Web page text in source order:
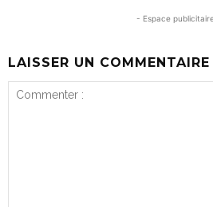
- Espace
LAISSER UN COMMENTAIRE